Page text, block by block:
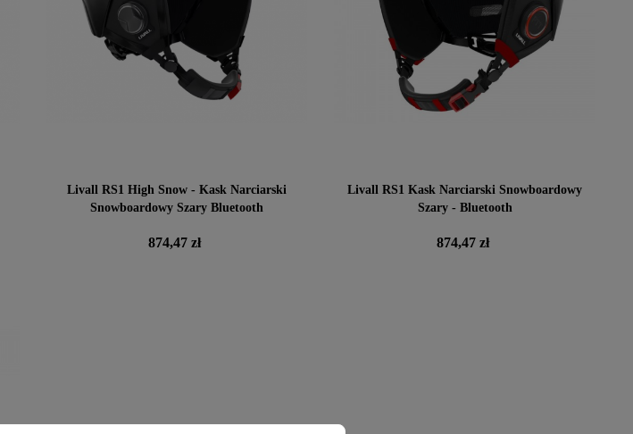
Livall RS1 High Snow - Kask Narciarski
Snowboardowy Szary Bluetooth
Cena
874,47 zł
Livall RS1 Kask Narciarski Snowboardowy
Szary - Bluetooth
Cena
874,47 zł